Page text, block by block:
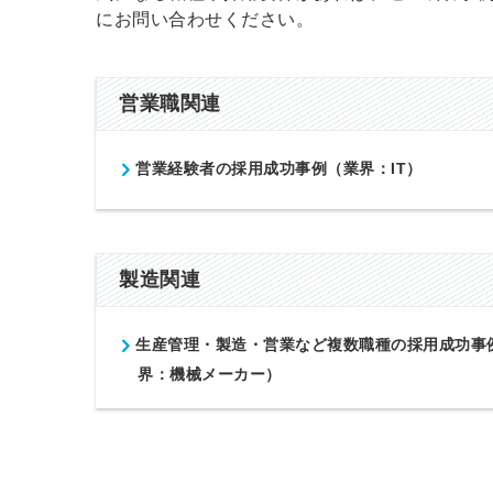
にお問い合わせください。
営業職関連
営業経験者の採用成功事例（業界：IT）
製造関連
生産管理・製造・営業など複数職種の採用成功事
界：機械メーカー）